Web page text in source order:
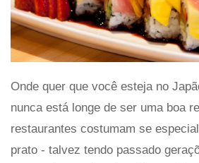
Onde quer que você esteja no
nunca está longe de ser uma boa
restaurantes costumam se
prato - talvez tendo passado